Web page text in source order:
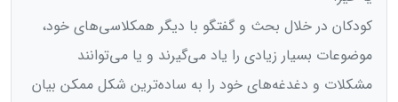
کودکان در خلال بحث و گفتگو با دیگر همکلاسی‌های خود،
موضوعات بسیار زیادی را یاد می‌گیرند و یا می‌توانند
مشکلات و دغدغه‌های خود را به ساده‌ترین شکل ممکن بیان